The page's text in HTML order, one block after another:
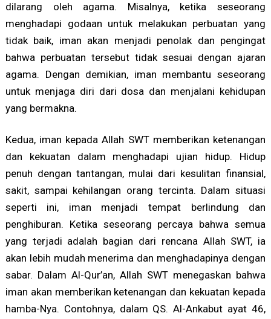
dilarang oleh agama. Misalnya, ketika seseorang
menghadapi godaan untuk melakukan perbuatan yang
tidak baik, iman akan menjadi penolak dan pengingat
bahwa perbuatan tersebut tidak sesuai dengan ajaran
agama. Dengan demikian, iman membantu seseorang
untuk menjaga diri dari dosa dan menjalani kehidupan
yang bermakna.
Kedua, iman kepada Allah SWT memberikan ketenangan
dan kekuatan dalam menghadapi ujian hidup. Hidup
penuh dengan tantangan, mulai dari kesulitan finansial,
sakit, sampai kehilangan orang tercinta. Dalam situasi
seperti ini, iman menjadi tempat berlindung dan
penghiburan. Ketika seseorang percaya bahwa semua
yang terjadi adalah bagian dari rencana Allah SWT, ia
akan lebih mudah menerima dan menghadapinya dengan
sabar. Dalam Al-Qur’an, Allah SWT menegaskan bahwa
iman akan memberikan ketenangan dan kekuatan kepada
hamba-Nya. Contohnya, dalam QS. Al-Ankabut ayat 46,